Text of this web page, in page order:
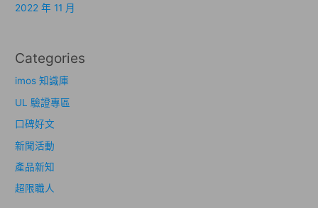
2022 年 11 月
Categories
imos 知識庫
UL 驗證專區
口碑好文
新聞活動
產品新知
超限職人